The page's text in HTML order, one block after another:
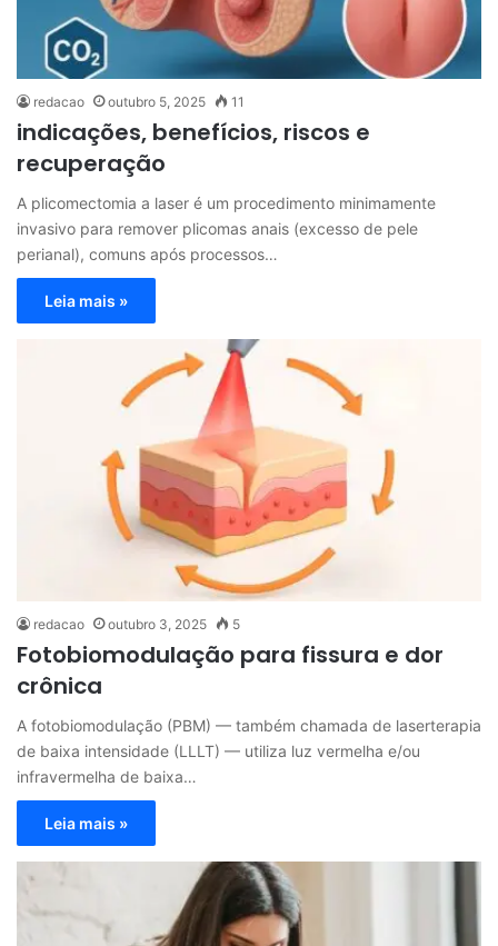
redacao outubro 5, 2025 11
indicações, benefícios, riscos e
recuperação
A plicomectomia a laser é um procedimento minimamente
invasivo para remover plicomas anais (excesso de pele
perianal), comuns após processos…
Leia mais »
redacao outubro 3, 2025 5
Fotobiomodulação para fissura e dor
crônica
A fotobiomodulação (PBM) — também chamada de laserterapia
de baixa intensidade (LLLT) — utiliza luz vermelha e/ou
infravermelha de baixa…
Leia mais »